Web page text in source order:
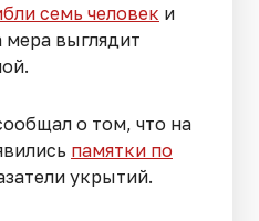
семь человек и
мера выглядит
о том, что на
памятки по
укрытий.